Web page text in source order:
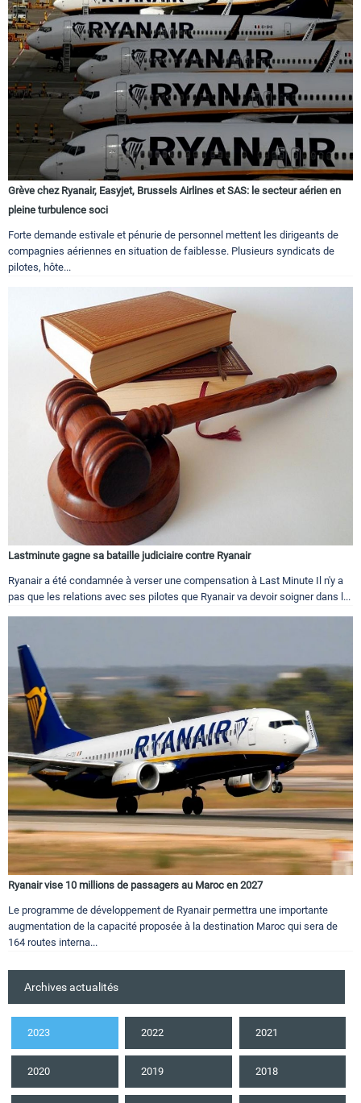
Grève chez Ryanair, Easyjet, Brussels Airlines et SAS: le secteur aérien en
pleine turbulence soci
Forte demande estivale et pénurie de personnel mettent les dirigeants de
compagnies aériennes en situation de faiblesse. Plusieurs syndicats de
pilotes, hôte...
Lastminute gagne sa bataille judiciaire contre Ryanair
Ryanair a été condamnée à verser une compensation à Last Minute Il n'y a
pas que les relations avec ses pilotes que Ryanair va devoir soigner dans l...
Ryanair vise 10 millions de passagers au Maroc en 2027
Le programme de développement de Ryanair permettra une importante
augmentation de la capacité proposée à la destination Maroc qui sera de
164 routes interna...
Archives actualités
2023 2022 2021
2020 2019 2018